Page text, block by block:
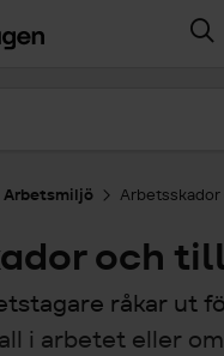
Arbetsmiljö
och
råkar ut
i arbetet eller